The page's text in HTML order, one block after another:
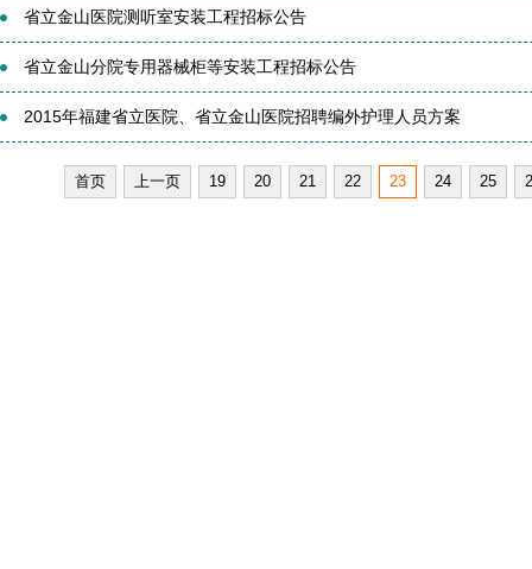
省立金山医院测听室安装工程招标公告
省立金山分院专用器械柜等安装工程招标公告
2015年福建省立医院、省立金山医院招聘编外护理人员方案
首页 上一页 19 20 21 22 23 24 25